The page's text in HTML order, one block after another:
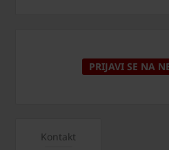
PRIJAVI SE NA
Kontakt